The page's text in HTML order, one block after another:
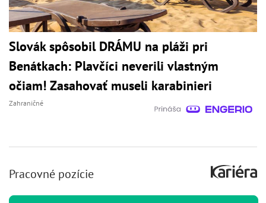
Slovák spôsobil DRÁMU na pláži pri
Benátkach: Plavčíci neverili vlastným
očiam! Zasahovať museli karabinieri
Zahraničné
Pracovné pozície